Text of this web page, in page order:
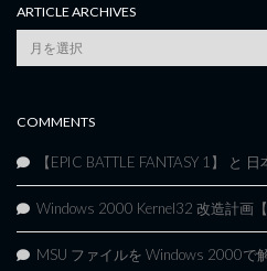
ARTICLE ARCHIVES
Article
Archives
COMMENTS
【EPIC BATTLE FANTASY 1】 と 日
Windows 2000 Kernel32 改造計画【
MSU ファイルを Windows 2000で